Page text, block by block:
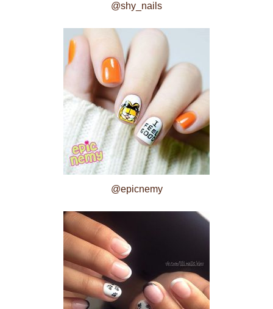
@shy_nails
@epicnemy